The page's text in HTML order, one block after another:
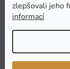
zlepšovali jeho
informací
Průměrné
hodnocení
Neohodnoceno
Značka:AKVA-